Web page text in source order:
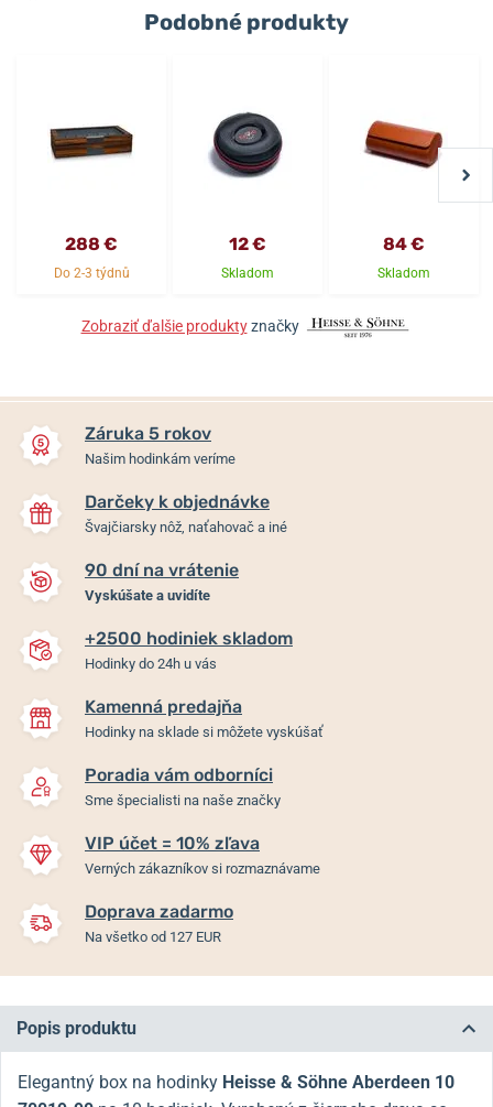
Podobné produkty
288 €
Do 2-3 týdnů
12 €
Skladom
84 €
Skladom
Zobraziť ďalšie produktyznačky
Záruka 5 rokov
Našim hodinkám veríme
Darčeky k objednávke
Švajčiarsky nôž, naťahovač a iné
90 dní na vrátenie
Vyskúšate a uvidíte
+2500 hodiniek skladom
Hodinky do 24h u vás
Kamenná predajňa
Hodinky na sklade si môžete vyskúšať
Poradia vám odborníci
Sme špecialisti na naše značky
VIP účet = 10% zľava
Verných zákazníkov si rozmaznávame
Doprava zadarmo
Na všetko od 127 EUR
Popis produktu
Elegantný box na hodinky Heisse & Söhne Aberdeen 10